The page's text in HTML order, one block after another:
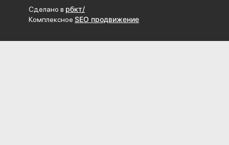
Сделано в рбкт/
Комплексное SEO продвижение